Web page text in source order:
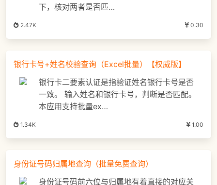
下，核对两者是否匹…
2.47K 0.30
银行卡号+姓名校验查询（Excel批量）【权威版】
银行卡二要素认证是指验证姓名银行卡号是否
一致。 输入姓名和银行卡号，判断是否匹配。
本应用支持批量ex…
1.34K 1.00
身份证号码归属地查询（批量免费查询）
身份证号码前六位与归属地有着直接的对应关